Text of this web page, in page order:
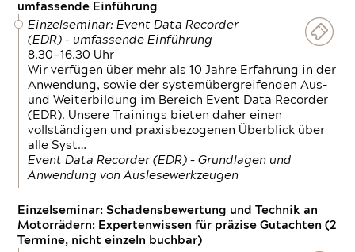
umfassende Einführung
Einzelseminar: Event Data Recorder
(EDR) – umfassende Einführung
8.30—16.30 Uhr
Wir verfügen über mehr als 10 Jahre Erfahrung in der
Anwendung, sowie der systemübergreifenden Aus-
und Weiterbildung im Bereich Event Data Recorder
(EDR). Unsere Trainings bieten daher einen
vollständigen und praxisbezogenen Überblick über
alle Syst…
Event Data Recorder (EDR) – Grundlagen und
Anwendung von Auslesewerkzeugen
Einzelseminar: Schadensbewertung und Technik an
Motorrädern: Expertenwissen für präzise Gutachten (2
Termine, nicht einzeln buchbar)